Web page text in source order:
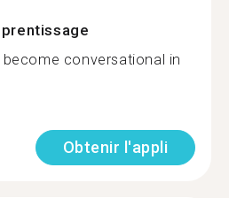
conversational in
Obtenir l'appli